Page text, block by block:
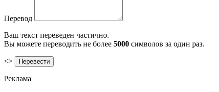
Перевод
Ваш текст переведен частично.
Вы можете переводить не более 5000 символов за один раз.
<>
Реклама